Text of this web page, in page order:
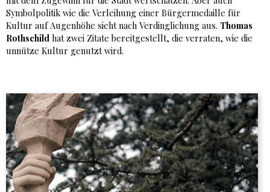
Symbolpolitik wie die Verleihung einer Bürgermedaille für
Kultur auf Augenhöhe sieht nach Verdinglichung aus. Thomas
Rothschild hat zwei Zitate bereitgestellt, die verraten, wie die
unnütze Kultur genutzt wird.